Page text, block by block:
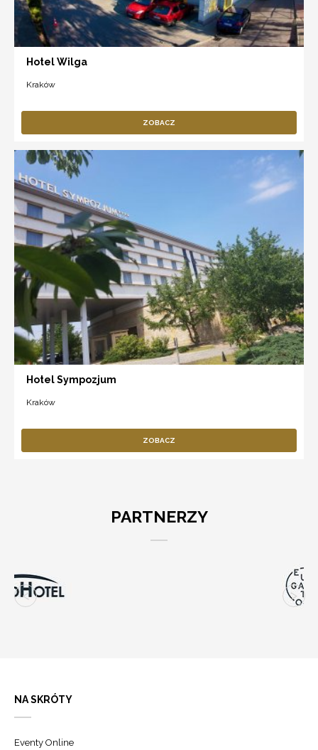
Hotel Wilga
Kraków
ZOBACZ
Hotel Sympozjum
Kraków
ZOBACZ
PARTNERZY
NA SKRÓTY
Eventy Online